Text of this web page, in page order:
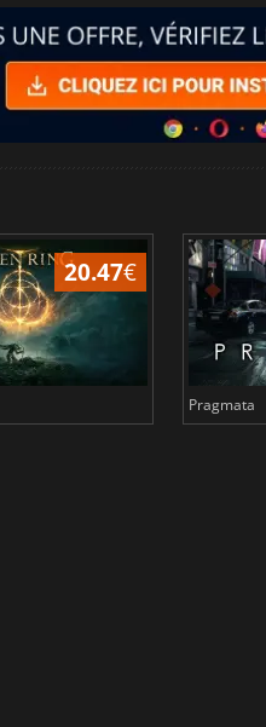
20.47€
Pragmata